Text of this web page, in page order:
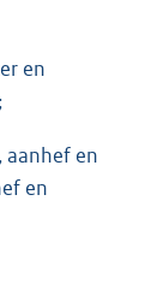
en
aanhef en
en